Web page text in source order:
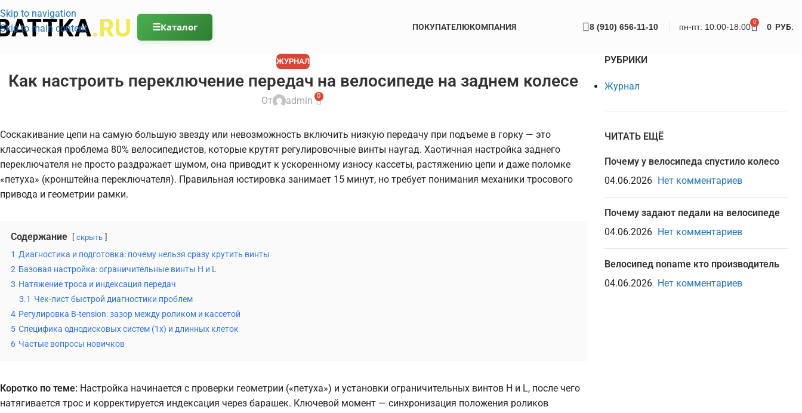
Skip to navigation
Skip to main content
☰Каталог ПОКУПАТЕЛЮКОМПАНИЯ 8 (910) 656-11-10 пн-пт: 10:00-18:00 0 0 РУБ.
ЖУРНАЛ
Как настроить переключение передач на велосипеде на заднем колесе
От admin 0
Соскакивание цепи на самую большую звезду или невозможность включить низкую передачу при подъеме в горку — это
классическая проблема 80% велосипедистов, которые крутят регулировочные винты наугад. Хаотичная настройка заднего
переключателя не просто раздражает шумом, она приводит к ускоренному износу кассеты, растяжению цепи и даже поломке
«петуха» (кронштейна переключателя). Правильная юстировка занимает 15 минут, но требует понимания механики тросового
привода и геометрии рамки.
Содержание скрыть
1 Диагностика и подготовка: почему нельзя сразу крутить винты
2 Базовая настройка: ограничительные винты H и L
3 Натяжение троса и индексация передач
3.1 Чек-лист быстрой диагностики проблем
4 Регулировка B-tension: зазор между роликом и кассетой
5 Специфика однодисковых систем (1x) и длинных клеток
6 Частые вопросы новичков
Коротко по теме: Настройка начинается с проверки геометрии («петуха») и установки ограничительных винтов H и L, после чего
натягивается трос и корректируется индексация через барашек. Ключевой момент — синхронизация положения роликов
РУБРИКИ
Журнал
ЧИТАТЬ ЕЩЁ
Почему у велосипеда спустило колесо
04.06.2026 Нет комментариев
Почему задают педали на велосипеде
04.06.2026 Нет комментариев
Велосипед noname кто производитель
04.06.2026 Нет комментариев